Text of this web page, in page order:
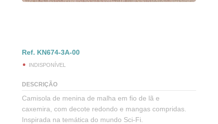
Ref. KN674-3A-00
INDISPONÍVEL
DESCRIÇÃO
Camisola de menina de malha em fio de lã e
caxemira, com decote redondo e mangas compridas.
Inspirada na temática do mundo Sci-Fi.